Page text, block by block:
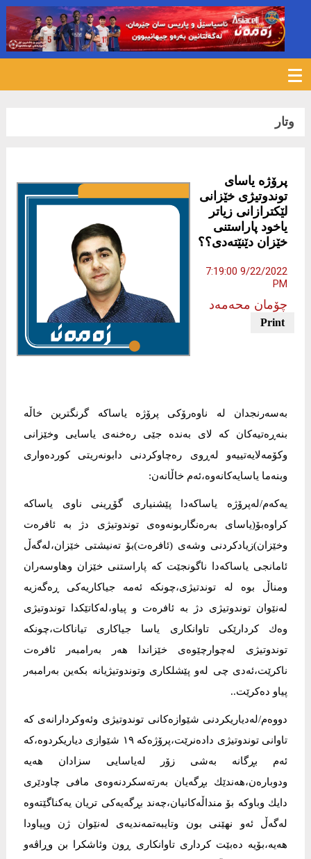
وتار
پرۆژە یاسای
توندوتیژی خێزانی
لێكترازانی زیاتر
یاخود پاراستنی
خێزان دێنێتەدی؟؟
9/22/2022 7:19:00
PM
چۆمان محەمەد
‎بەسەرنجدان لە ناوەرۆكی پرۆژە یاساكە گرنگترین خاڵە
بنەڕەتیەكان كە لای بەندە جێی رەخنەی یاسایی وخێزانی
وكۆمەلایەتییەو لەڕوی رەچاوكردنی دابونەریتی كوردەواری
وبنەما یاسایەكانەوە،ئەم خاڵانەن:
‎یەكەم/لەپرۆژە یاساكەدا پێشنیاری گۆڕینی ناوی یاساكە
كراوەبۆ(یاسای بەرەنگاربونەوەی توندوتیژی دژ بە ئافرەت
وخێزان)زیادكردنی وشەی (ئافرەت)بۆ تەنیشتی خێزان،لەگەڵ
ئامانجی یاساكەدا ناگونجێت كە پاراستنی خێزان وهاوسەران
ومناڵ بوە لە توندتیژی،چونکە ئەمە جیاكاریەكی ڕەگەزیە
لەنێوان توندوتیژی دژ بە ئافرەت و پیاو،لەكاتێكدا توندوتیژی
وەك كردارێكی تاوانكاری یاسا جیاكاری تیاناكات،چونکە
توندوتیژی لەچوارچێوەی خێزاندا هەر بەرامبەر ئافرەت
ناكرێت،ئەدی چی لەو پێشلكاری وتوندوتیژیانە بكەین بەرامبەر
پیاو دەكرێت..
‎دووەم/لەدیاریكردنی شێوازەكانی توندوتیژی وئەوكردارانەی كە
تاوانی توندوتیژی دادەنرێت،پرۆژەكە ۱۹ شێوازی دیاریكردوە،كە
ئەم بڕگانە بەشی زۆر لەیاسایی سزادان هەیە
ودوبارەن،هەندێك بڕگەیان بەرتەسكردنەوەی مافی چاودێری
دایك وباوكە بۆ منداڵەكانیان،چەند بڕگەیەكی تریان یەكناگێتەوە
لەگەڵ ئەو نهێنی بون وتایبەتمەندیەی لەنێوان ژن وپیاودا
هەیە،بۆیە دەبێت كرداری تاوانكاری ڕون وئاشكرا بن وڕاڤەو